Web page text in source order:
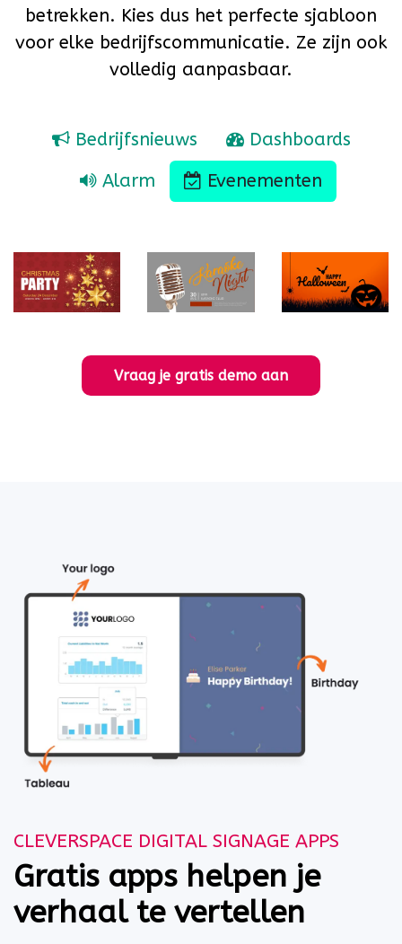
betrekken. Kies dus het perfecte sjabloon
voor elke bedrijfscommunicatie. Ze zijn ook
volledig aanpasbaar.
Bedrijfsnie​uws
Dashboards
Alarm
Evenementen
Vraag je gratis demo aan
CLEVERSPACE DIGITAL SIGNAGE APPS
Gratis apps helpen je
verhaal te vertellen